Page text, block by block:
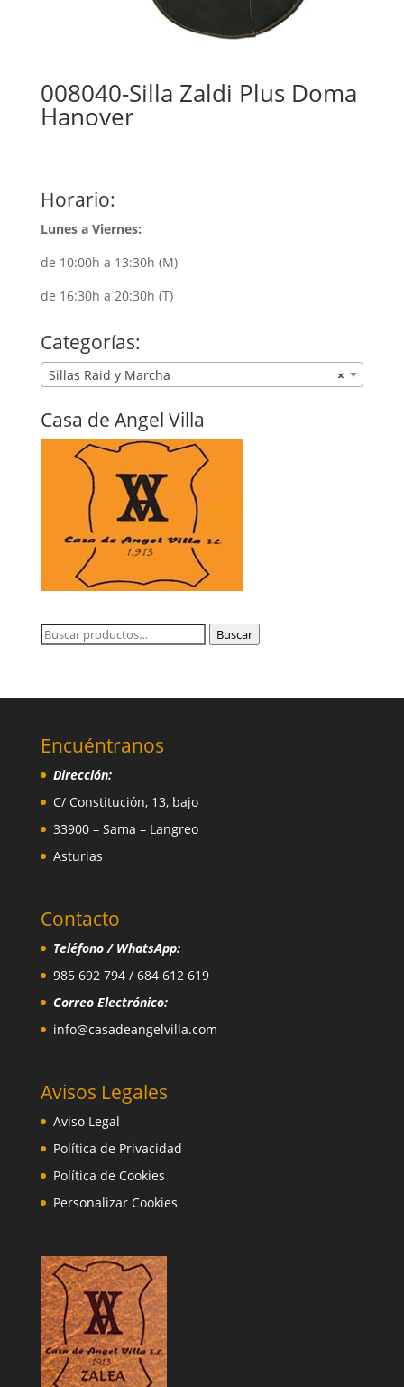
008040-Silla Zaldi Plus Doma
Hanover
Horario:
Lunes a Viernes:
de 10:00h a 13:30h (M)
de 16:30h a 20:30h (T)
Categorías:
×
Sillas Raid y Marcha
Casa de Angel Villa
Buscar
Buscar
Encuéntranos
Dirección:
C/ Constitución, 13, bajo
33900 – Sama – Langreo
Asturias
Contacto
Teléfono / WhatsApp:
985 692 794 / 684 612 619
Correo Electrónico:
info@casadeangelvilla.com
Avisos Legales
Aviso Legal
Política de Privacidad
Política de Cookies
Personalizar Cookies